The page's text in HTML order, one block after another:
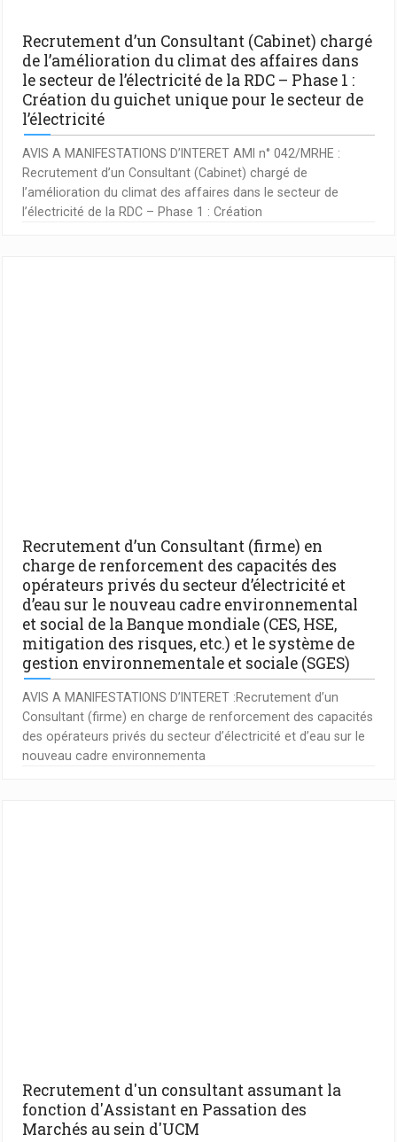
Recrutement d’un Consultant (Cabinet) chargé
de l’amélioration du climat des affaires dans
le secteur de l’électricité de la RDC – Phase 1 :
Création du guichet unique pour le secteur de
l’électricité
AVIS A MANIFESTATIONS D’INTERET AMI n° 042/MRHE :
Recrutement d’un Consultant (Cabinet) chargé de
l’amélioration du climat des affaires dans le secteur de
l’électricité de la RDC – Phase 1 : Création
Recrutement d’un Consultant (firme) en
charge de renforcement des capacités des
opérateurs privés du secteur d’électricité et
d’eau sur le nouveau cadre environnemental
et social de la Banque mondiale (CES, HSE,
mitigation des risques, etc.) et le système de
gestion environnementale et sociale (SGES)
AVIS A MANIFESTATIONS D’INTERET :Recrutement d’un
Consultant (firme) en charge de renforcement des capacités
des opérateurs privés du secteur d’électricité et d’eau sur le
nouveau cadre environnementa
Recrutement d'un consultant assumant la
fonction d'Assistant en Passation des
Marchés au sein d'UCM